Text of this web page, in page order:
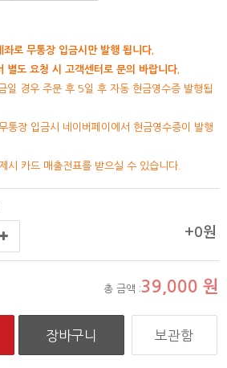
좌로 무통장 입금시만 발행 됩니다.
별도 요청 시 고객센터로 문의 바랍니다.
일 경우 주문 후 5일 후 자동 현금영수증 발행됩
통장 입금시 네이버페이에서 현금영수증이 발행
시 카드 매출전표를 받으실 수 있습니다.
+0원
총 금액 :39,000 원
보관함